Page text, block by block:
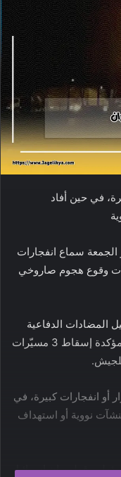
في حين أفاد
الجمعة سماع انفجارات
وقوع هجوم صاروخي
المضادات الدفاعية
الجوية في أجواء عدد من محافظات البلاد، مؤكدة إسقاط 3 مسيّرات
أو انفجارات كبيرة، في
نووية أو استهداف
قولهم إن إسرائيل